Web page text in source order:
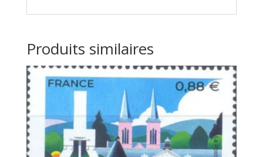
Produits similaires